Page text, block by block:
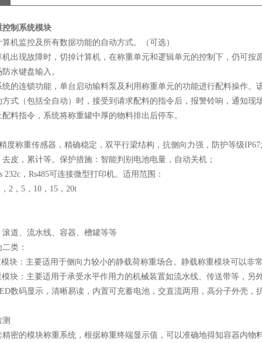
控制系统模块
机监控及所有数据功能的自动方式。（可选）
出现故障时，切掉计算机，在称重单元和逻辑单元的控制下，仍可按
水键盘输入。
的连锁功能，单台启动输料泵及利用称重单元的功能进行配料操作。
式（包括全自动）时，接受到请求配料的指令后，报警铃响，通知现
料指令，系统将称重罐中厚的物料排出后停车。
度称重传感器，精确稳定，双平行梁结构，抗侧向力强，防护等级IP67;
皮，累计等。保护措施：智能判别电池电量，自动关机；
232c，Rs485可连接微型打印机。适用范围：
2，5，10，15，20t
道、流水线、容器、槽罐等等
类：
模块：主要适用于侧向力较小的静载荷称重场合。静载称重模块可以非
模块：主要适用于承受水平作用力的机械装置如流水线、传送带等，另
数码显示，清晰易读，内置可充蓄电池，交直流两用，高分子外壳，
密的模块称重系统，根据称重终端显示值，可以准确地得知容器内物